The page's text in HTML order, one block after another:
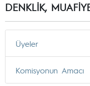
DENKLİK,
Üyeler
Komisyonun Amacı